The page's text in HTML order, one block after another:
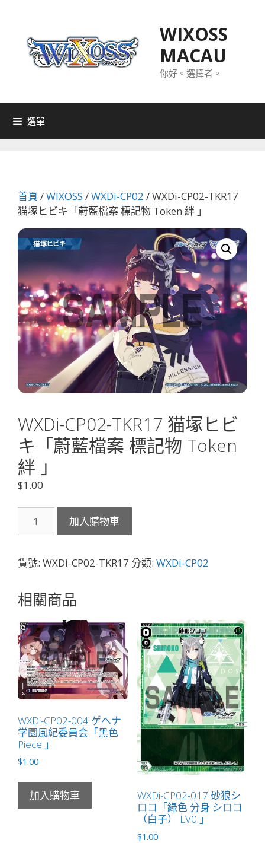
WIXOSS
MACAU
你好。選擇者。
選單
首頁 /WIXOSS /WXDi-CP02 / WXDi-CP02-TKR17
猫塚ヒビキ「蔚藍檔案 標記物 Token 絆 」
WXDi-CP02-TKR17 猫塚ヒビ
キ「蔚藍檔案 標記物 Token
絆 」
$1.00
CP02-
猫
ビ
「蔚
藍
檔
案
標
物
Token
絆
」
數
加入購物車
貨號: WXDi-CP02-TKR17 分類: WXDi-CP02
相關商品
WXDi-CP02-004 ゲヘナ
学園風紀委員会「黑色
Piece 」
$1.00
加入購物車
WXDi-CP02-017 砂狼シ
ロコ「綠色 分身 シロコ
（白子） LV0 」
$1.00